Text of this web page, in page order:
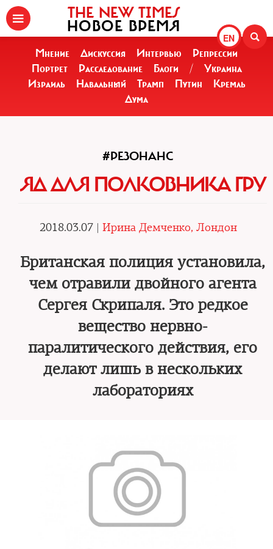
EN
THE NEW TIMES
НОВОЕ ВРЕМЯ
Мнение Дискуссия Интервью
Репрессии
Портрет
Расследование Блоги /
Украина
Израиль
Навальный Трамп Путин
Кремль
Дума
#РЕЗОНАНС
ЯД ДЛЯ ПОЛКОВНИКА ГРУ
2018.03.07 | Ирина Демченко, Лондон
Британская полиция установила,
чем отравили двойного агента
Сергея Скрипаля. Это редкое
вещество нервно-
паралитического действия, его
делают лишь в нескольких
лабораториях